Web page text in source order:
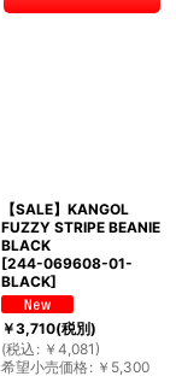
【SALE】KANGOL
FUZZY STRIPE BEANIE
BLACK
[244-069608-01-
BLACK]
￥3,710(税別)
(税込 : ￥ 4,081)
希望小売価格: ￥ 5,300